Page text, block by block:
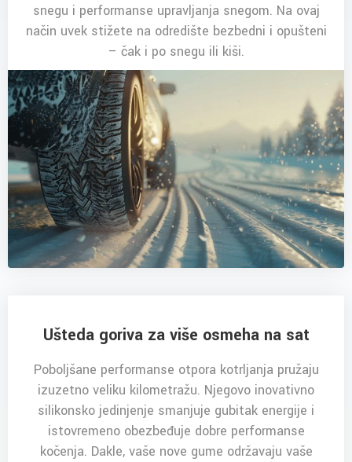
snegu i performanse upravljanja snegom. Na ovaj
način uvek stižete na odredište bezbedni i opušteni
– čak i po snegu ili kiši.
Ušteda goriva za više osmeha na sat
Poboljšane performanse otpora kotrljanja pružaju
izuzetno veliku kilometražu. Njegovo inovativno
silikonsko jedinjenje smanjuje gubitak energije i
istovremeno obezbeđuje dobre performanse
kočenja. Dakle, vaše nove gume održavaju vaše